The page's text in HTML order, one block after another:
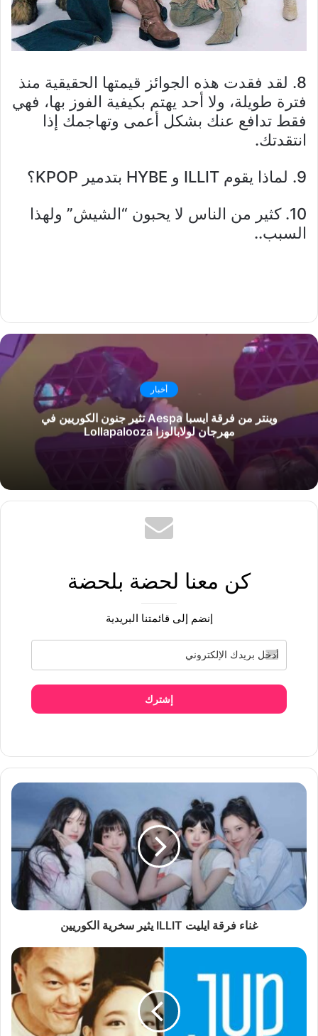
8. لقد فقدت هذه الجوائز قيمتها الحقيقية منذ
فترة طويلة، ولا أحد يهتم بكيفية الفوز بها، فهي
فقط تدافع عنك بشكل أعمى وتهاجمك إذا
انتقدتك.
9. لماذا يقوم ILLIT و HYBE بتدمير KPOP؟
10. كثير من الناس لا يحبون “الشيش” ولهذا
السبب..
أخبار
وينتر من فرقة ايسبا Aespa تثير جنون الكوريين في
مهرجان لولابالوزا Lollapalooza
كن معنا لحضة بلحضة
إنضم إلى قائمتنا البريدية
إشترك
غناء فرقة ايليت ILLIT يثير سخرية الكوريين